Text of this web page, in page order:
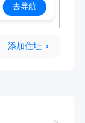
去导航
添加住址